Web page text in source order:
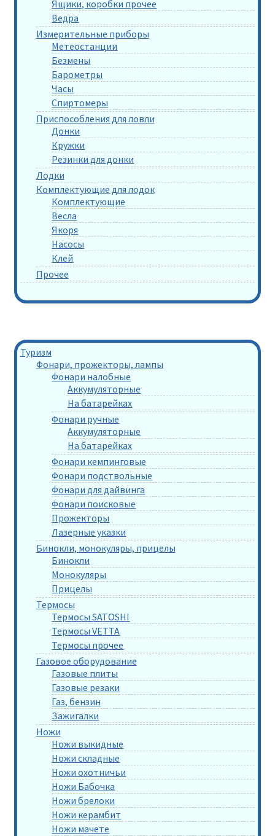
Ящики, коробки прочее
Ведра
Измерительные приборы
Метеостанции
Безмены
Барометры
Часы
Спиртомеры
Приспособления для ловли
Донки
Кружки
Резинки для донки
Лодки
Комплектующие для лодок
Комплектующие
Весла
Якоря
Насосы
Клей
Прочее
Туризм
Фонари, прожекторы, лампы
Фонари налобные
Аккумуляторные
На батарейках
Фонари ручные
Аккумуляторные
На батарейках
Фонари кемпинговые
Фонари подствольные
Фонари для дайвинга
Фонари поисковые
Прожекторы
Лазерные указки
Бинокли, монокуляры, прицелы
Бинокли
Монокуляры
Прицелы
Термосы
Термосы SATOSHI
Термосы VETTA
Термосы прочее
Газовое оборудование
Газовые плиты
Газовые резаки
Газ, бензин
Зажигалки
Ножи
Ножи выкидные
Ножи складные
Ножи охотничьи
Ножи Бабочка
Ножи брелоки
Ножи керамбит
Ножи мачете